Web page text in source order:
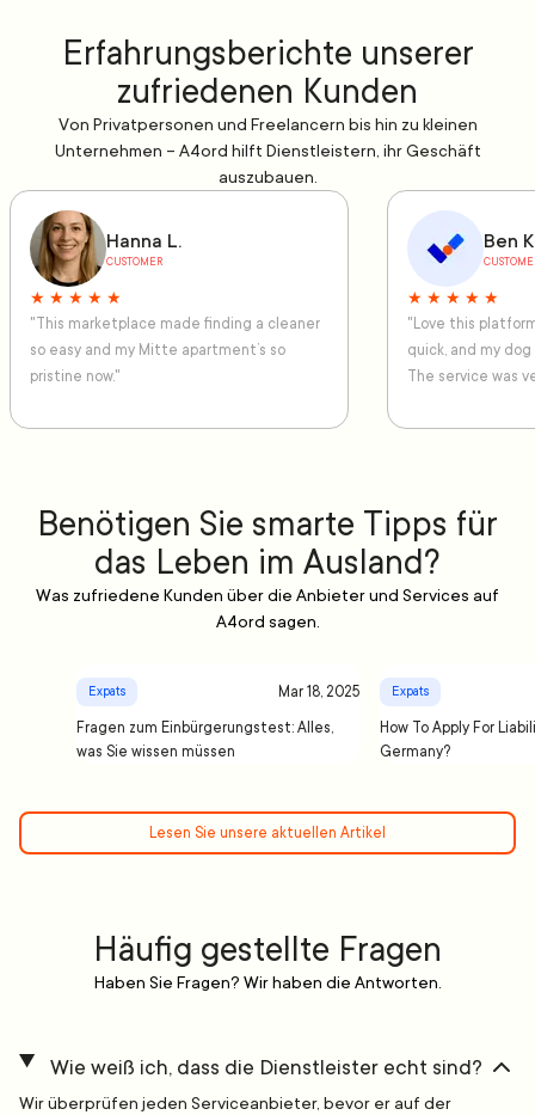
Erfahrungsberichte unserer
zufriedenen Kunden
Von Privatpersonen und Freelancern bis hin zu kleinen
Unternehmen – A4ord hilft Dienstleistern, ihr Geschäft
auszubauen.
Hanna L.
CUSTOMER
★ ★ ★ ★ ★
"This marketplace made finding a cleaner
so easy and my Mitte apartment’s so
pristine now."
Ben
★ ★ ★ ★ ★
"Love this
quick, and my
The service was
Benötigen Sie smarte Tipps für
das Leben im Ausland?
Was zufriedene Kunden über die Anbieter und Services auf
A4ord sagen.
Expats Mar 18, 2025
Fragen zum Einbürgerungstest: Alles,
was Sie wissen müssen
Expats
How To Apply For
Germany?
Lesen Sie unsere aktuellen Artikel
Häufig gestellte Fragen
Haben Sie Fragen? Wir haben die Antworten.
Wie weiß ich, dass die Dienstleister echt sind?
Wir überprüfen jeden Serviceanbieter, bevor er auf der